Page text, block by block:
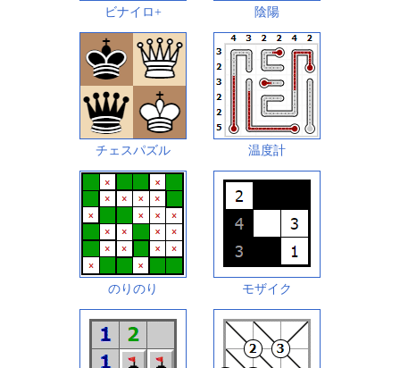
ビナイロ+ 陰陽
チェスパズル 温度計
のりのり モザイク